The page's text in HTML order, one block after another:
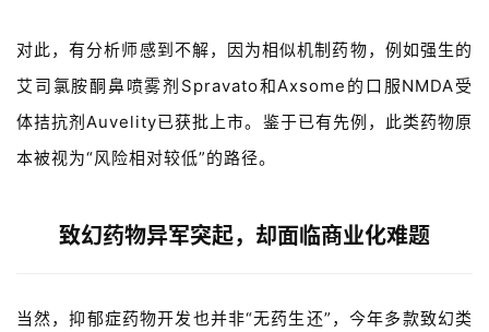
对此，有分析师感到不解，因为相似机制药物，例如强生的
艾司氯胺酮鼻喷雾剂 Spravato和Axsome 的口服NMDA受
体拮抗剂Auvelity已获批上市。鉴于已有先例，此类药物原
本被视为“风险相对较低”的路径。
致幻药物异军突起，却面临商业化难题
当然，抑郁症药物开发也并非“无药生还”，今年多款致幻类